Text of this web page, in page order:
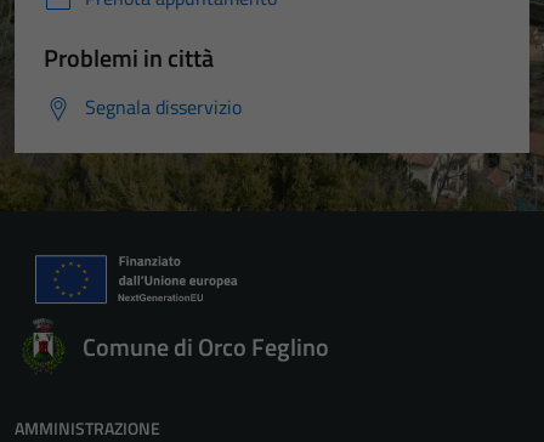
Problemi in città
Segnala disservizio
Comune di Orco Feglino
AMMINISTRAZIONE